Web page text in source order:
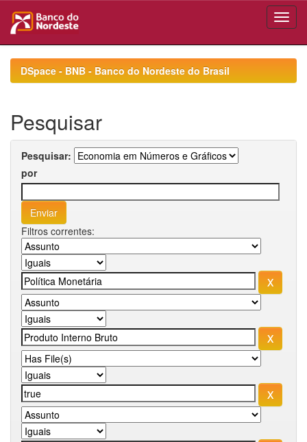
navigationDSpace - BNB - Banco do Nordeste do Brasil
Pesquisar
Pesquisar:
por
Filtros correntes: